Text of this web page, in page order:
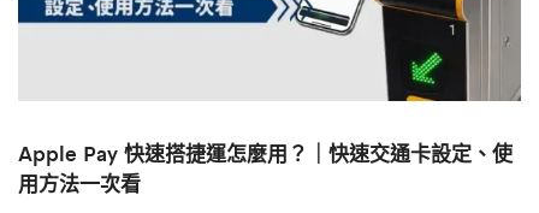
Apple Pay 快速搭捷運怎麼用？｜快速交通卡設定、使
用方法一次看